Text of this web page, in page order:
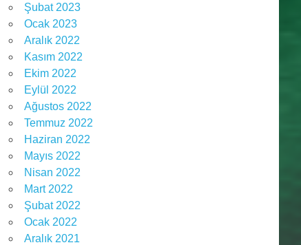
Şubat 2023
Ocak 2023
Aralık 2022
Kasım 2022
Ekim 2022
Eylül 2022
Ağustos 2022
Temmuz 2022
Haziran 2022
Mayıs 2022
Nisan 2022
Mart 2022
Şubat 2022
Ocak 2022
Aralık 2021